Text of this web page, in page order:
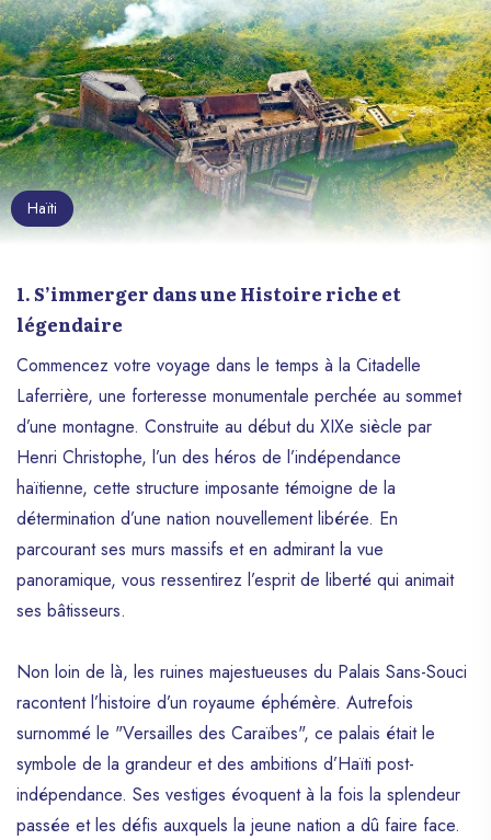
3. DéCouvrir La Spiritualité (Vodou)
Origines Et Histoire
Principes Fondamentaux
Assister À Une CéRéMonie Vodou
Visiter Un Temple Vodou (Peristyle)
Explorer Le MuséE Du PanthéOn National HaïTien
Rencontrer Un Houngan Ou Une Mambo
Participer À Un PèLerinage
Aspects Culturels
Respect Et CompréHension
4. Se DéTendre Sur Des Plages Magnifiques
I. Labadee
Ii. CôTe Des Arcadins
Plages Notables:
ActivitéS:
Iii. Plage De Jacmel
V. ÎLe À Rat
Vi. Plage De GeléE
Vii. ÎLe De La Tortue
ActivitéS Et ExpéRiences :
5. Explorer Des Attractions Touristiques Diverses
Haïti
1. S’immerger dans une Histoire riche et
légendaire
Commencez votre voyage dans le temps à la Citadelle
Laferrière, une forteresse monumentale perchée au sommet
d’une montagne. Construite au début du XIXe siècle par
Henri Christophe, l’un des héros de l’indépendance
haïtienne, cette structure imposante témoigne de la
détermination d’une nation nouvellement libérée. En
parcourant ses murs massifs et en admirant la vue
panoramique, vous ressentirez l’esprit de liberté qui animait
ses bâtisseurs.
Non loin de là, les ruines majestueuses du Palais Sans-Souci
racontent l’histoire d’un royaume éphémère. Autrefois
surnommé le "Versailles des Caraïbes", ce palais était le
symbole de la grandeur et des ambitions d’Haïti post-
indépendance. Ses vestiges évoquent à la fois la splendeur
passée et les défis auxquels la jeune nation a dû faire face.